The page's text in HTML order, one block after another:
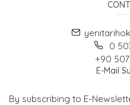
0
+90
E-Mail
By subscribing to E-